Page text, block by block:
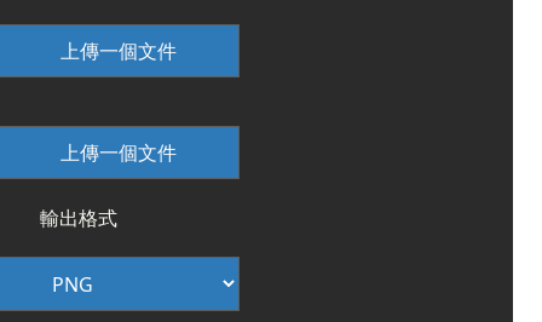
上傳一個文件
上傳一個文件
輸出格式